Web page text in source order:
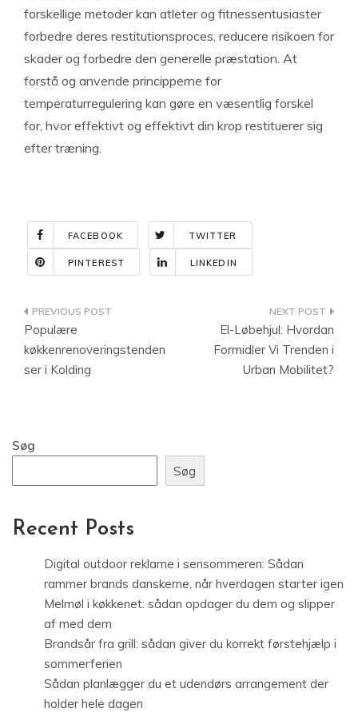
forskellige metoder kan atleter og fitnessentusiaster
forbedre deres restitutionsproces, reducere risikoen for
skader og forbedre den generelle præstation. At
forstå og anvende principperne for
temperaturregulering kan gøre en væsentlig forskel
for, hvor effektivt og effektivt din krop restituerer sig
efter træning.
FACEBOOK TWITTER
PINTEREST LINKEDIN
Indlægsnavigation
Populære
køkkenrenoveringstenden
ser i Kolding
El-Løbehjul: Hvordan
Formidler Vi Trenden i
Urban Mobilitet?
Søg
Søg
Recent Posts
Digital outdoor reklame i sensommeren: Sådan
rammer brands danskerne, når hverdagen starter igen
Melmøl i køkkenet: sådan opdager du dem og slipper
af med dem
Brandsår fra grill: sådan giver du korrekt førstehjælp i
sommerferien
Sådan planlægger du et udendørs arrangement der
holder hele dagen